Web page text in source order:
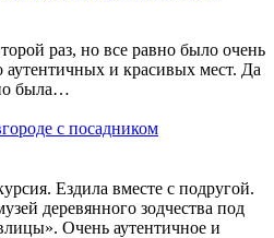
раз, но все равно было очень
и красивых мест. Да
была…
с посадником
Ездила вместе с подругой.
деревянного зодчества под
Очень аутентичное и